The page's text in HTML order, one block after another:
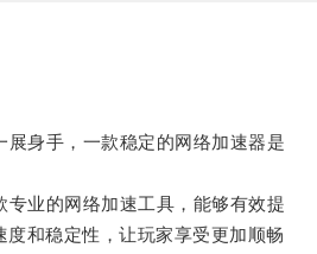
身手，一款稳定的网络加速器是
业的网络加速工具，能够有效提
度和稳定性，让玩家享受更加顺畅